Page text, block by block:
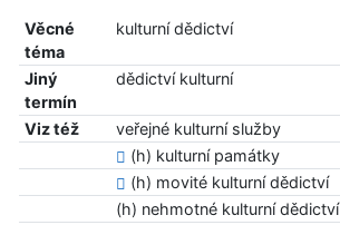
Věcné
téma
kulturní dědictví
Jiný
termín
dědictví kulturní
Viz též
veřejné kulturní služby
(h) kulturní památky
(h) movité kulturní dědictví
(h) nehmotné kulturní dědictví